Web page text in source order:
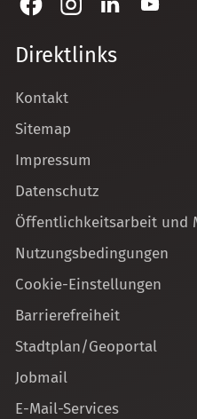
Direktlinks
Kontakt
Sitemap
Impressum
Datenschutz
Öffentlichkeitsarbeit und
Nutzungsbedingungen
Cookie-Einstellungen
Barrierefreiheit
Stadtplan/Geoportal
Jobmail
E-Mail-Services